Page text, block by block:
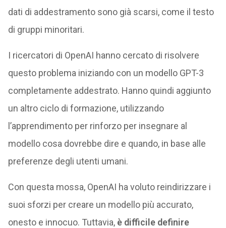
dati di addestramento sono già scarsi, come il testo
di gruppi minoritari.
I ricercatori di OpenAI hanno cercato di risolvere
questo problema iniziando con un modello GPT-3
completamente addestrato. Hanno quindi aggiunto
un altro ciclo di formazione, utilizzando
l’apprendimento per rinforzo per insegnare al
modello cosa dovrebbe dire e quando, in base alle
preferenze degli utenti umani.
Con questa mossa, OpenAI ha voluto reindirizzare i
suoi sforzi per creare un modello più accurato,
onesto e innocuo. Tuttavia, è difficile definire